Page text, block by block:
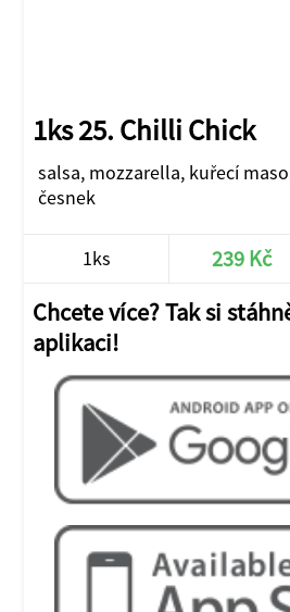
1ks 25. Chilli Chick
salsa, mozzarella, kuřecí
česnek
1ks 239 Kč
Chcete více? Tak si
aplikaci!